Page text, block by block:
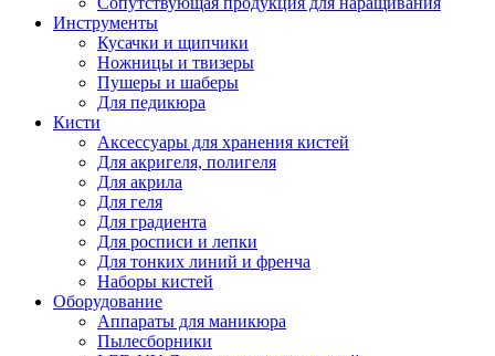
Инструменты
Кусачки и щипчики
Ножницы и твизеры
Пушеры и шаберы
Для педикюра
Кисти
Аксессуары для хранения кистей
Для акригеля, полигеля
Для акрила
Для геля
Для градиента
Для росписи и лепки
Для тонких линий и френча
Наборы кистей
Оборудование
Аппараты для маникюра
Пылесборники